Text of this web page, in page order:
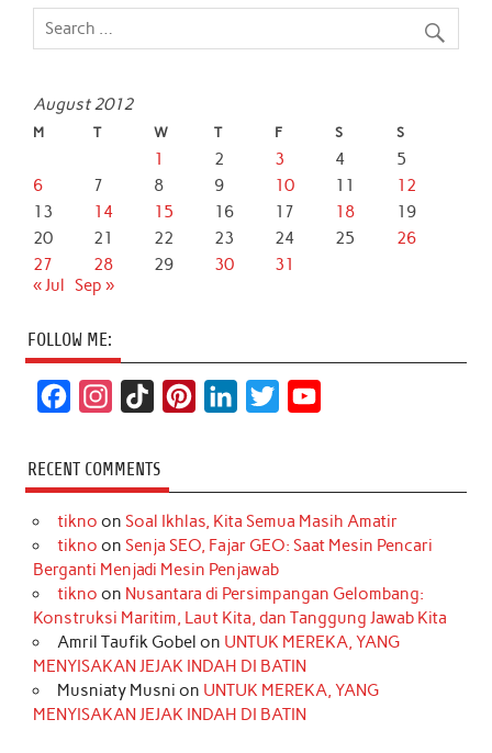
August 2012
M T W T F S S
1 2 3 4
5
6
7 8 9 10 11
12
13
14 15 16 17 18
19
20
21 22 23 24 25
26
27
28 29 30
31
« Jul Sep »
FOLLOW ME:
c
e
b
o
k
s
t
a
r
a
m
k
T
o
k
t
e
r
e
s
t
k
e
d
I
n
t
t
r
T
u
e
RECENT COMMENTS
tikno on Soal Ikhlas, Kita Semua Masih Amatir
tikno on Senja SEO, Fajar GEO: Saat Mesin Pencari
Berganti Menjadi Mesin Penjawab
tikno on Nusantara di Persimpangan Gelombang:
Konstruksi Maritim, Laut Kita, dan Tanggung Jawab Kita
Amril Taufik Gobel on UNTUK MEREKA, YANG
MENYISAKAN JEJAK INDAH DI BATIN
Musniaty Musni on UNTUK MEREKA, YANG
MENYISAKAN JEJAK INDAH DI BATIN